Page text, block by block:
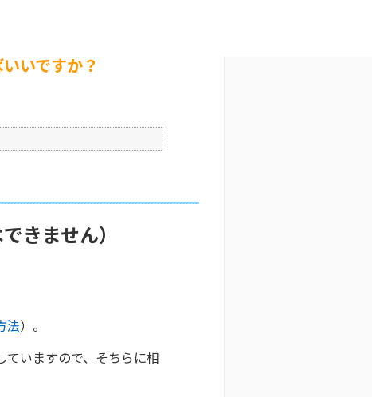
いですか？
きません）
法）。
いますので、そちらに相